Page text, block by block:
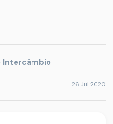
Intercâmbio
26 Jul 2020